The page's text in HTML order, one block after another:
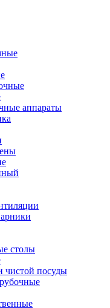
аппараты
столы
чистой посуды